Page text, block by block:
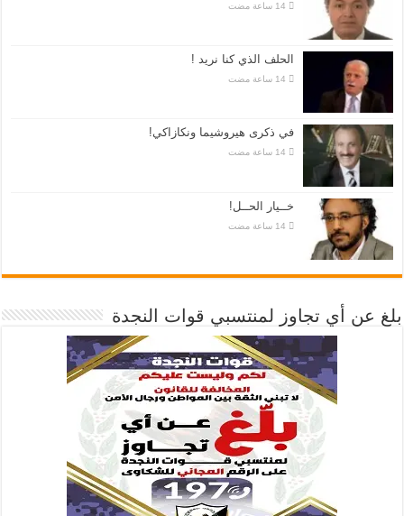
الحلف الذي كنا نريد !
في ذكرى هيروشيما ونكازاكي!
خــيار الحــل!
بلغ عن أي تجاوز لمنتسبي قوات النجدة